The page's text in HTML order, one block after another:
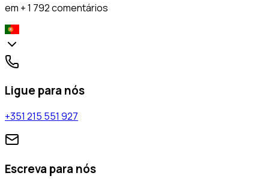
em + 1 792 comentários
Ligue para nós
+351 215 551 927
Escreva para nós